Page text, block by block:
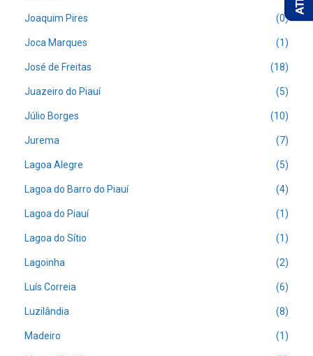
Joaquim Pires (0)
Joca Marques (1)
José de Freitas (18)
Juazeiro do Piauí (5)
Júlio Borges (10)
Jurema (7)
Lagoa Alegre (5)
Lagoa do Barro do Piauí (4)
Lagoa do Piauí (1)
Lagoa do Sítio (1)
Lagoinha (2)
Luís Correia (6)
Luzilândia (8)
Madeiro (1)